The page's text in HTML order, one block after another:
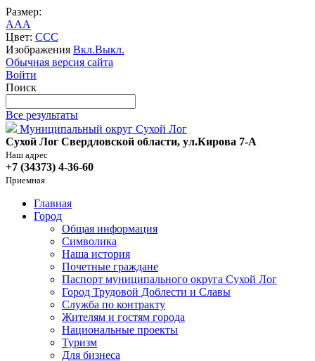
Размер:
AAA
Цвет: CCC
Изображения Вкл.Выкл.
Обычная версия сайта
Войти
Поиск
Все результаты
Муниципальный округ Сухой Лог
Сухой Лог Свердловской области, ул.Кирова 7-А
Наш адрес
+7 (34373) 4-36-60
Приемная
Главная
Город
Общая информация
Символика
Наша история
Почетные граждане
Паспорт муниципального округа Сухой Лог
Город Трудовой Доблести и Славы
Служба по контракту
Жителям и гостям города
Национальные проекты
Туризм
Для бизнеса